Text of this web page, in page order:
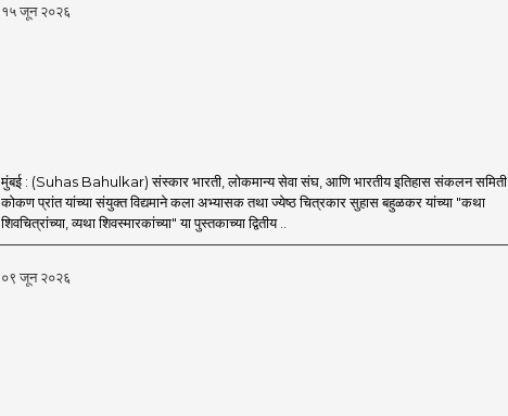
१५ जून २०२६
मुंबई : (Suhas Bahulkar) संस्कार भारती, लोकमान्य सेवा संघ, आणि भारतीय इतिहास संकलन समिती
कोकण प्रांत यांच्या संयुक्त विद्यमाने कला अभ्यासक तथा ज्येष्ठ चित्रकार सुहास बहुळकर यांच्या "कथा
शिवचित्रांच्या, व्यथा शिवस्मारकांच्या" या पुस्तकाच्या द्वितीय ..
०९ जून २०२६